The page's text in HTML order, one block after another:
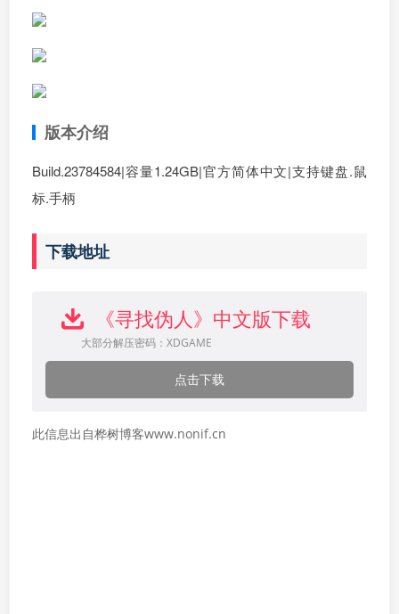
版本介绍
Build.23784584|容量1.24GB|官方简体中文|支持键盘.鼠
标.手柄
下载地址
《寻找伪人》中文版下载
大部分解压密码：XDGAME
点击下载
此信息出自桦树博客www.nonif.cn